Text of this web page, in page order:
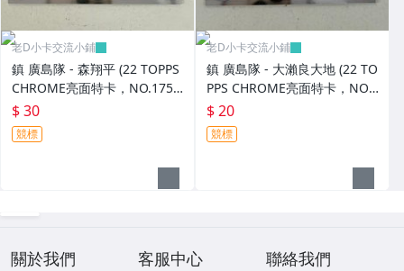
老D小卡交流小鋪
鎮 廣島隊 - 森翔平 (22 TOPPS
CHROME亮面特卡，NO.175)
RC新人卡
$ 30
競標
老D小卡交流小鋪
鎮 廣島隊 - 大瀨良大地 (22 TO
PPS CHROME亮面特卡，NO.
176)
$ 20
競標
關於我們 客服中心 聯絡我們